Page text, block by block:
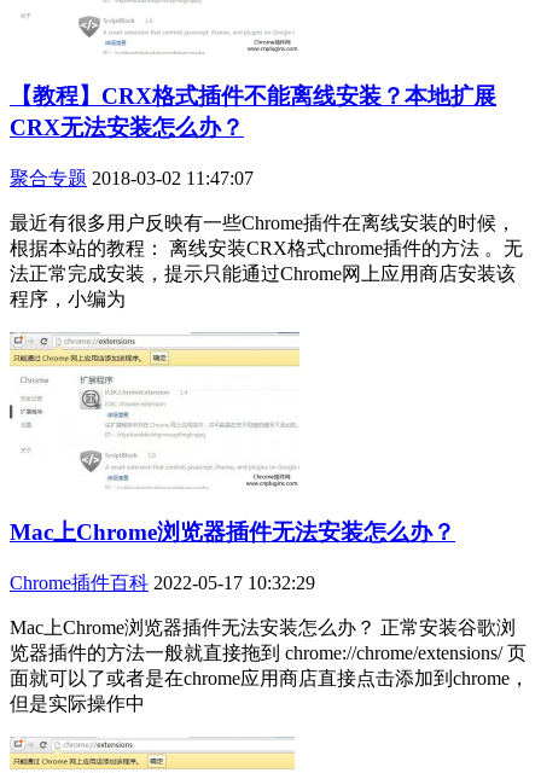
【教程】CRX格式插件不能离线安装？本地扩展
CRX无法安装怎么办？
聚合专题 2018-03-02 11:47:07
最近有很多用户反映有一些Chrome插件在离线安装的时候，
根据本站的教程： 离线安装CRX格式chrome插件的方法 。无
法正常完成安装，提示只能通过Chrome网上应用商店安装该
程序，小编为
Mac上Chrome浏览器插件无法安装怎么办？
Chrome插件百科 2022-05-17 10:32:29
Mac上Chrome浏览器插件无法安装怎么办？ 正常安装谷歌浏
览器插件的方法一般就直接拖到 chrome://chrome/extensions/ 页
面就可以了或者是在chrome应用商店直接点击添加到chrome，
但是实际操作中